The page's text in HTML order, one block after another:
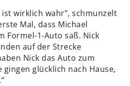
wirklich wahr”, schmunzelt
Mal, dass Michael
Formel-1-Auto saß. Nick
auf der Strecke
Nick das Auto zum
gingen glücklich nach Hause,